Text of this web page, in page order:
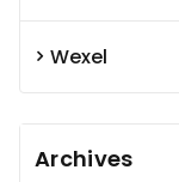
Wexel
Archives